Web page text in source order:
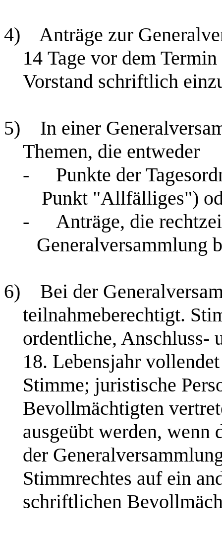
4)
Anträge zur
14 Tage vor dem
Vorstand schriftlich
5)
In einer
Themen, die entweder
-
Punkte der
Punkt "Allfälliges")
-
Anträge, die
Generalversammlung
6)
Bei der
teilnahmeberechtigt.
ordentliche, Anschluss-
18. Lebensjahr
Stimme; juristische
Bevollmächtigten
ausgeübt werden, wenn
der
Stimmrechtes auf ein
schriftlichen